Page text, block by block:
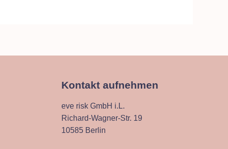
Kontakt aufnehmen
eve risk GmbH i.L.
Richard-Wagner-Str. 19
10585 Berlin